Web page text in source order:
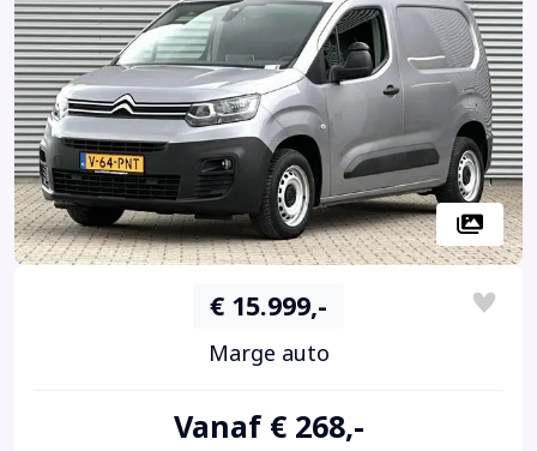
€ 15.999,-
Marge auto
Vanaf € 268,-